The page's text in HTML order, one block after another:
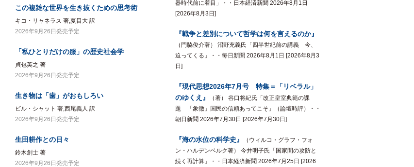
この複雑な世界を生き抜くための思考術
キコ・リャネラス 著,夏目大 訳
2026年9月26日発売予定
「私ひとりだけの服」の歴史社会学
貞包英之 著
2026年9月26日発売予定
生き物は「歯」がおもしろい
ビル・シャット 著,西尾義人 訳
2026年9月26日発売予定
生田耕作との日々
鈴木創士 著
2026年9月26日発売予定
器時代前に着目」・・日本経済新聞 2026年8月1日
[2026年8月3日]
『戦争と差別について哲学は何を言えるのか』
（門脇俊介著） 沼野充義氏「四半世紀前の講義 今、
迫ってくる」・・毎日新聞 2026年8月1日 [2026年8月3
日]
『現代思想2026年7月号 特集＝「リベラル」
のゆくえ』
（著） 谷口将紀氏「改正皇室典範の課
題 「象徴」国民の信頼あってこそ」（論壇時評）・・
朝日新聞 2026年7月30日 [2026年7月30日]
『海の水位の科学史』
（ウィルコ・グラフ・フォ
ン・ハルデンベルク著） 今井明子氏「国家間の攻防と
続く再計算」・・日本経済新聞 2026年7月25日 [2026